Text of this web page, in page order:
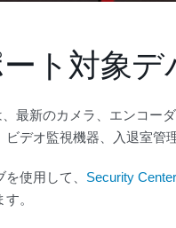
ト対象デ
最新のカメラ、エンコー
ビデオ監視機器、入退室管
を使用して、 Security Center
す。